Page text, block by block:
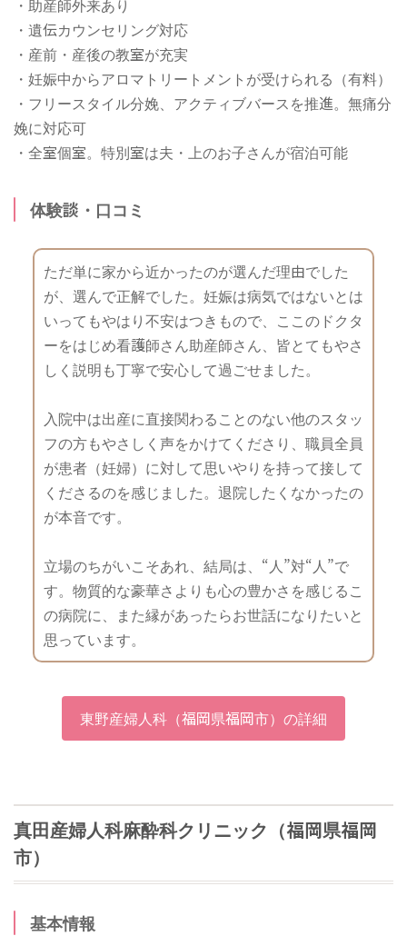
・助産師外来あり
・遺伝カウンセリング対応
・産前・産後の教室が充実
・妊娠中からアロマトリートメントが受けられる（有料）
・フリースタイル分娩、アクティブバースを推進。無痛分
娩に対応可
・全室個室。特別室は夫・上のお子さんが宿泊可能
体験談・口コミ
ただ単に家から近かったのが選んだ理由でした
が、選んで正解でした。妊娠は病気ではないとは
いってもやはり不安はつきもので、ここのドクタ
ーをはじめ看護師さん助産師さん、皆とてもやさ
しく説明も丁寧で安心して過ごせました。
入院中は出産に直接関わることのない他のスタッ
フの方もやさしく声をかけてくださり、職員全員
が患者（妊婦）に対して思いやりを持って接して
くださるのを感じました。退院したくなかったの
が本音です。
立場のちがいこそあれ、結局は、“人”対“人”で
す。物質的な豪華さよりも心の豊かさを感じるこ
の病院に、また縁があったらお世話になりたいと
思っています。
東野産婦人科（福岡県福岡市）の詳細
真田産婦人科麻酔科クリニック（福岡県福岡
市）
基本情報